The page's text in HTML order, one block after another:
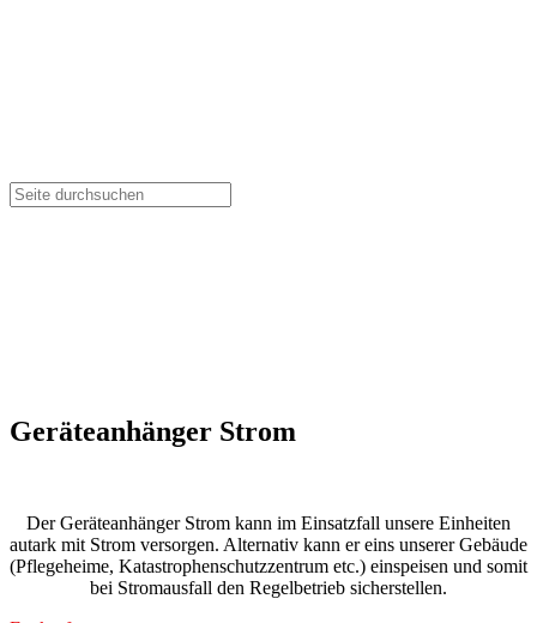
Geräteanhänger Strom
Der Geräteanhänger Strom kann im Einsatzfall unsere Einheiten
autark mit Strom versorgen. Alternativ kann er eins unserer Gebäude
(Pflegeheime, Katastrophenschutzzentrum etc.) einspeisen und somit
bei Stromausfall den Regelbetrieb sicherstellen.